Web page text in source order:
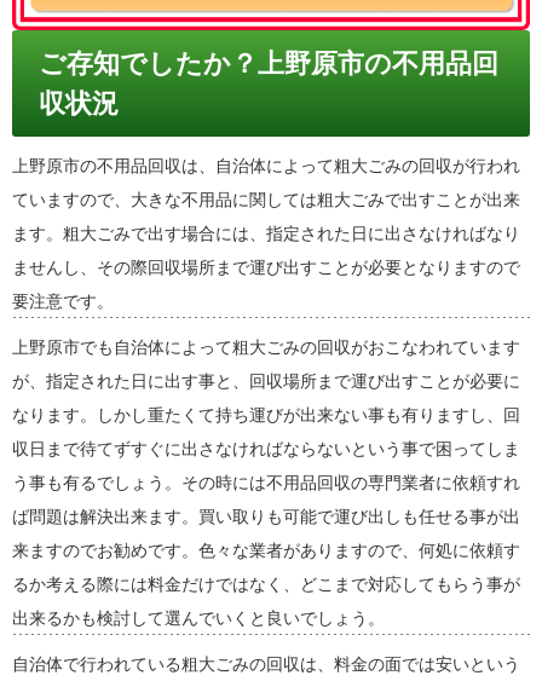
ご存知でしたか？上野原市の不用品回
収状況
上野原市の不用品回収は、自治体によって粗大ごみの回収が行われ
ていますので、大きな不用品に関しては粗大ごみで出すことが出来
ます。粗大ごみで出す場合には、指定された日に出さなければなり
ませんし、その際回収場所まで運び出すことが必要となりますので
要注意です。
上野原市でも自治体によって粗大ごみの回収がおこなわれています
が、指定された日に出す事と、回収場所まで運び出すことが必要に
なります。しかし重たくて持ち運びが出来ない事も有りますし、回
収日まで待てずすぐに出さなければならないという事で困ってしま
う事も有るでしょう。その時には不用品回収の専門業者に依頼すれ
ば問題は解決出来ます。買い取りも可能で運び出しも任せる事が出
来ますのでお勧めです。色々な業者がありますので、何処に依頼す
るか考える際には料金だけではなく、どこまで対応してもらう事が
出来るかも検討して選んでいくと良いでしょう。
自治体で行われている粗大ごみの回収は、料金の面では安いという